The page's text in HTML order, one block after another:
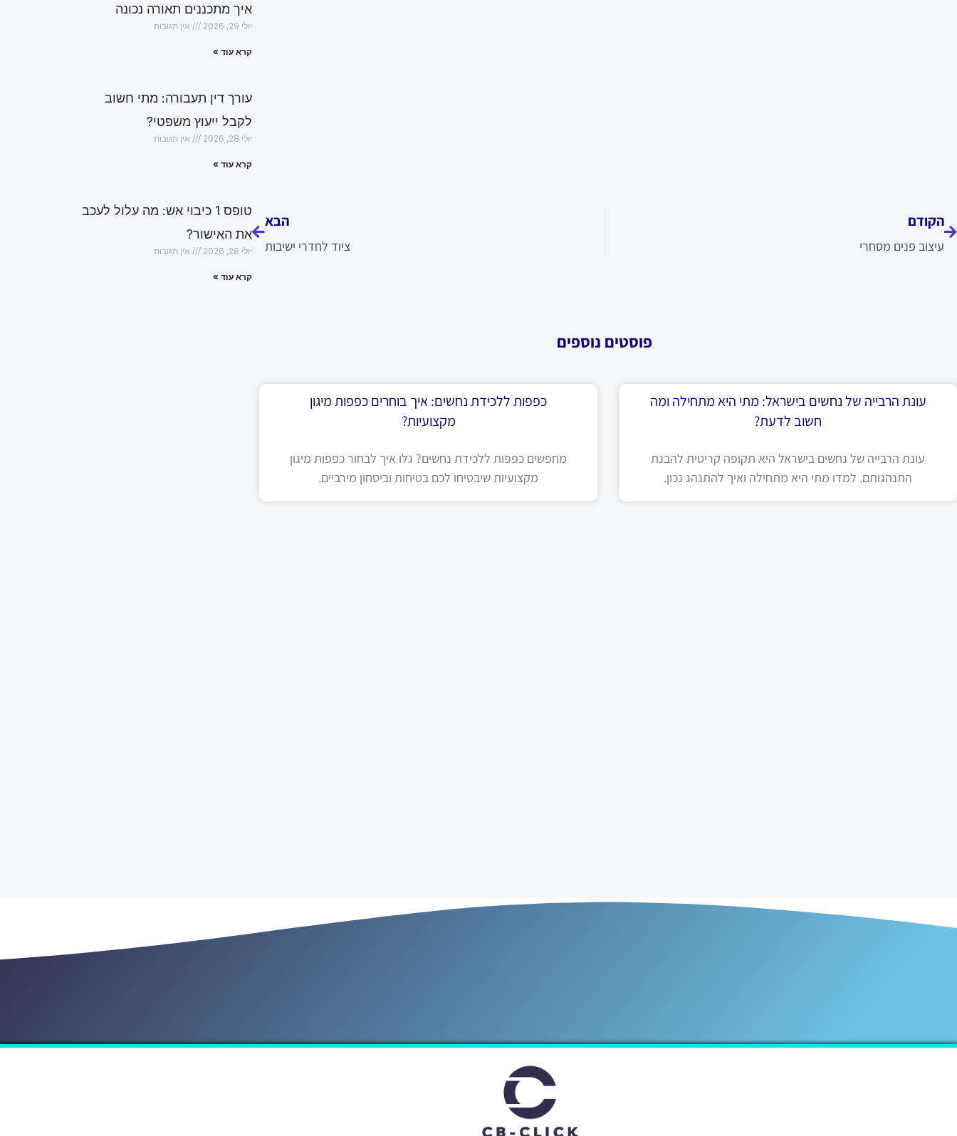
הקודם
עיצוב פנים מסחרי
הבא
ציוד לחדרי ישיבות
פוסטים נוספים
עונת הרבייה של נחשים בישראל: מתי היא מתחילה ומה
חשוב לדעת?
עונת הרבייה של נחשים בישראל היא תקופה קריטית להבנת
התנהגותם. למדו מתי היא מתחילה ואיך להתנהג נכון.
כפפות ללכידת נחשים: איך בוחרים כפפות מיגון
מקצועיות?
מחפשים כפפות ללכידת נחשים? גלו איך לבחור כפפות מיגון
מקצועיות שיבטיחו לכם בטיחות וביטחון מירביים.
איך מתכננים תאורה נכונה
יולי 29, 2026 אין תגובות
קרא עוד »
עורך דין תעבורה: מתי חשוב
לקבל ייעוץ משפטי?
יולי 28, 2026 אין תגובות
קרא עוד »
טופס 1 כיבוי אש: מה עלול לעכב
את האישור?
יולי 28, 2026 אין תגובות
קרא עוד »